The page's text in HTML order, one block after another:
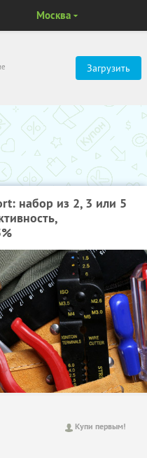
Загрузить
Москва
набор из 2, 3 или 5
Купи первым!